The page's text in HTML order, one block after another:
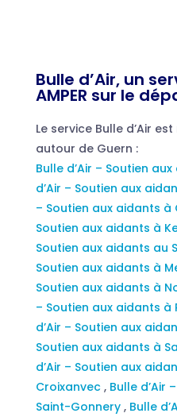
Bulle d’Air, un
AMPER sur le
Le service Bulle d’Air
autour de Guern :
Bulle d’Air – Soutien
d’Air – Soutien aux
– Soutien aux aidants à
Soutien aux aidants à
Soutien aux aidants au
Soutien aux aidants à
Soutien aux aidants à
– Soutien aux aidants à
d’Air – Soutien aux
Soutien aux aidants à
d’Air – Soutien aux
Croixanvec , Bulle d’Air
Saint-Gonnery , Bulle